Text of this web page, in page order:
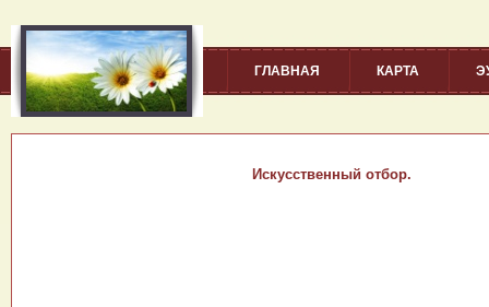
ГЛАВНАЯ КАРТА
Искусственный отбор.